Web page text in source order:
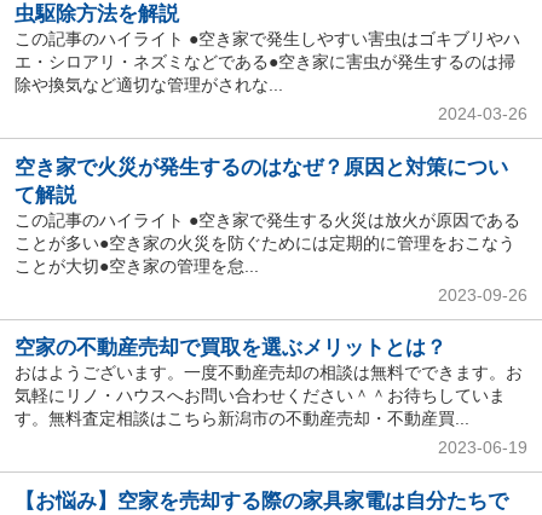
虫駆除方法を解説
この記事のハイライト ●空き家で発生しやすい害虫はゴキブリやハ
エ・シロアリ・ネズミなどである●空き家に害虫が発生するのは掃
除や換気など適切な管理がされな...
2024-03-26
空き家で火災が発生するのはなぜ？原因と対策につい
て解説
この記事のハイライト ●空き家で発生する火災は放火が原因である
ことが多い●空き家の火災を防ぐためには定期的に管理をおこなう
ことが大切●空き家の管理を怠...
2023-09-26
空家の不動産売却で買取を選ぶメリットとは？
おはようございます。一度不動産売却の相談は無料でできます。お
気軽にリノ・ハウスへお問い合わせください＾＾お待ちしていま
す。無料査定相談はこちら新潟市の不動産売却・不動産買...
2023-06-19
【お悩み】空家を売却する際の家具家電は自分たちで